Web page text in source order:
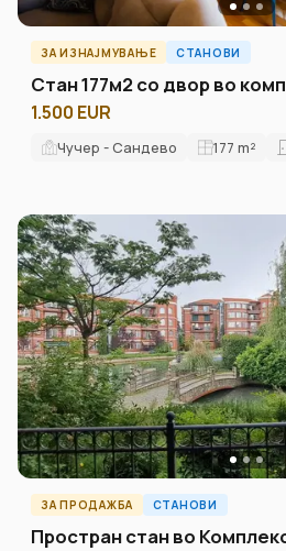
ЗА ИЗНАЈМУВАЊЕ СТАНОВИ
Стан 177м2 со двор во
1.500 EUR
Чучер - Сандево 177 m²
ЗА ПРОДАЖБА СТАНОВИ
Простран стан во